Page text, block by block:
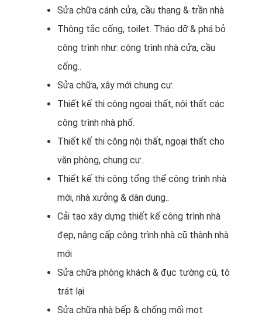
Sửa chữa cánh cửa, cầu thang & trần nhà
Thông tắc cống, toilet. Tháo dỡ & phá bỏ
công trình như: công trình nhà cửa, cầu
cống..
Sửa chữa, xây mới chung cư.
Thiết kế thi công ngoại thất, nội thất các
công trình nhà phố.
Thiết kế thi công nội thất, ngoại thất cho
văn phòng, chung cư..
Thiết kế thi công tổng thể công trình nhà
mới, nhà xưởng & dân dụng..
Cải tạo xây dựng thiết kế công trình nhà
đẹp, nâng cấp công trình nhà cũ thành nhà
mới
Sửa chữa phòng khách & đục tường cũ, tô
trát lại
Sửa chữa nhà bếp & chống mối mọt